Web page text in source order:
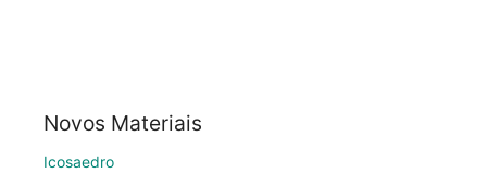
Novos Materiais
Icosaedro